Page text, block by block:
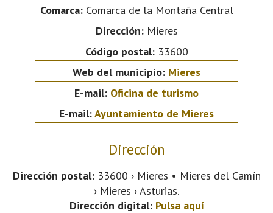
Comarca:Comarca de la Montaña Central
Dirección:Mieres
Código postal:33600
Web del municipio: Mieres
E-mail: Oficina de turismo
E-mail:Ayuntamiento de Mieres
Dirección
Dirección postal:33600 › Mieres • Mieres del Camín
› Mieres › Asturias.
Dirección digital: Pulsa aquí